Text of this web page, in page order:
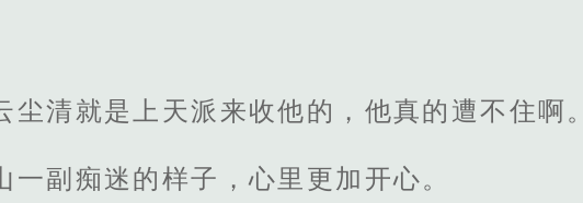
尘清就是上天派来收他的，他真的遭不住啊。
一副痴迷的样子，心里更加开心。